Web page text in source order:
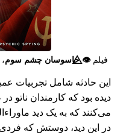
فیلم👁️⃤جاسوسان چشم سوم، ۲۰۱۹. تماشا در
این حادثه شامل تجربیات
دیده بود که کارمندان
می‌کنند که به یک دید
در این دید، دوستش که